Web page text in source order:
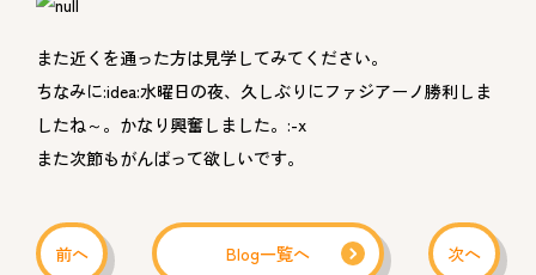
また近くを通った方は見学してみてください。
ちなみに:idea:水曜日の夜、久しぶりにファジアーノ勝利しま
したね～。かなり興奮しました。:-x
また次節もがんばって欲しいです。
前へ 次へ
Blog一覧へ